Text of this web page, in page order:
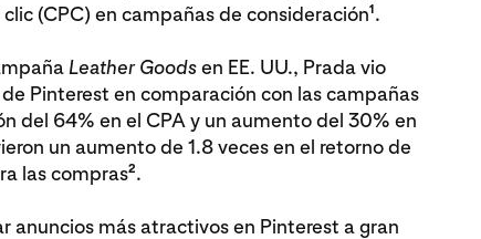
(CPC) en campañas de consideración1.
Leather Goodsen EE. UU., Prada vio
Pinterest en comparación con las campañas
del 64% en el CPA y un aumento del 30% en
un aumento de 1.8 veces en el retorno de
las compras2.
anuncios más atractivos en Pinterest a gran